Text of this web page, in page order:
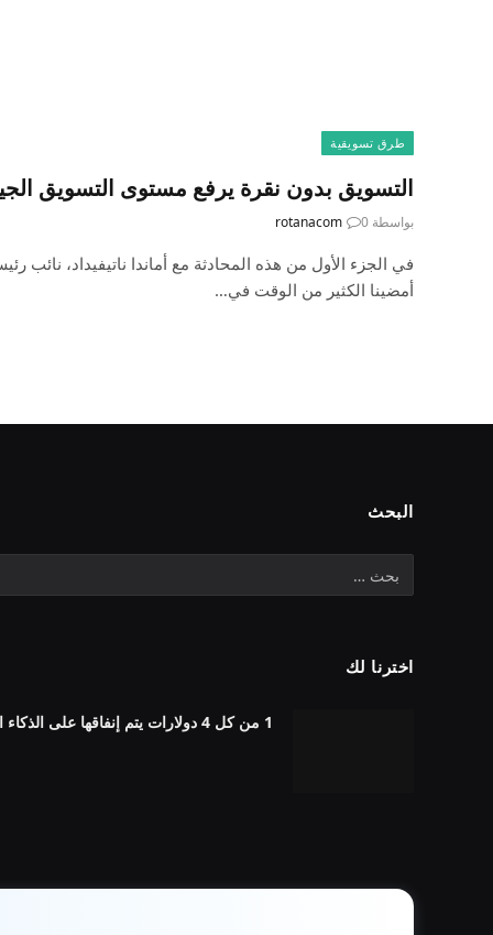
طرق تسويقية
التسويق بدون نقرة يرفع مستوى التسويق
بواسطة rotanacom 0
أمضينا الكثير من الوقت في…
البحث
اخترنا لك
1 من كل 4 دولارات يتم إنفاقها على الذكاء الاصطناعي يذهب سدى